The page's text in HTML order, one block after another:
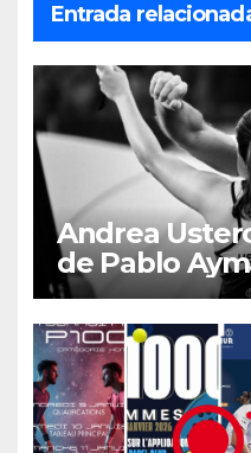
Entrada
Andrea
de Pablo